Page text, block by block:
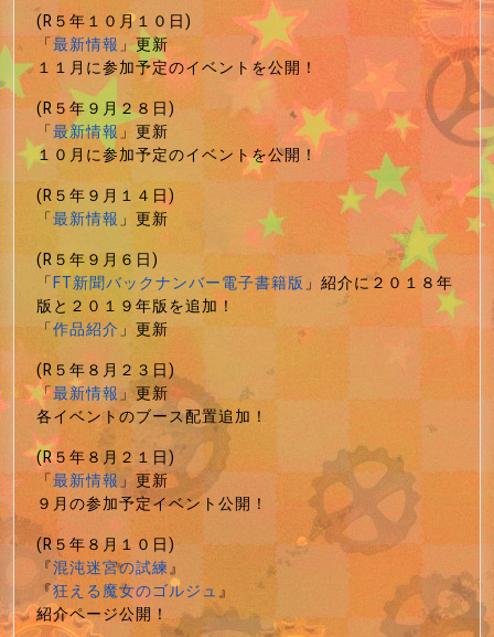
(R５年１０月１０日)
「最新情報」更新
１１月に参加予定のイベントを公開！
(R５年９月２８日)
「最新情報」更新
１０月に参加予定のイベントを公開！
(R５年９月１４日)
「最新情報」更新
(R５年９月６日)
「FT新聞バックナンバー電子書籍版」紹介に２０１８年
版と２０１９年版を追加！
「作品紹介」更新
(R５年８月２３日)
「最新情報」更新
各イベントのブース配置追加！
(R５年８月２１日)
「最新情報」更新
９月の参加予定イベント公開！
(R５年８月１０日)
『混沌迷宮の試練』
『狂える魔女のゴルジュ』
紹介ページ公開！